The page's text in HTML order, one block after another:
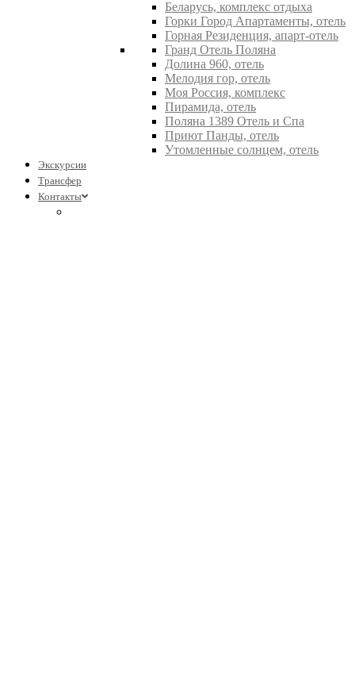
Беларусь, комплекс отдыха
Горки Город Апартаменты, отель
Горная Резиденция, апарт-отель
Гранд Отель Поляна
Долина 960, отель
Мелодия гор, отель
Моя Россия, комплекс
Пирамида, отель
Поляна 1389 Отель и Спа
Приют Панды, отель
Утомленные солнцем, отель
Экскурсии
Трансфер
Контакты